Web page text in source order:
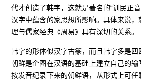
代才创造了韩字，这就是著名的“训民正
汉字中蕴含的家思想所影响。具体来说，
理与儒家经典《周易》具有深切的关系。
韩字的形体似汉字古篆，而且韩字多是四
朝鲜是企图在汉语的基础上建立自己的
按发音纪录下来的朝鲜语，从形式上可任